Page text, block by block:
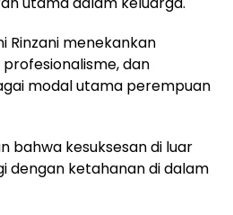
Rinzani menekankan
dan
modal utama perempuan
bahwa kesuksesan di luar
dengan ketahanan di dalam